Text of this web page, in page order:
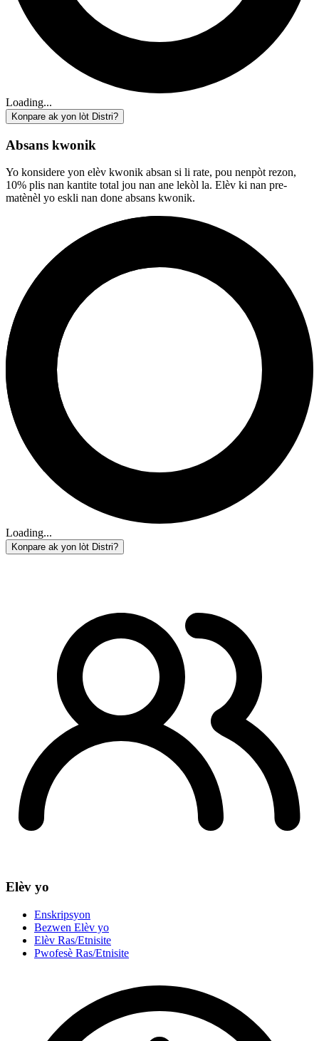
Loading...
Konpare ak yon lòt Distri?
Absans kwonik
Yo konsidere yon elèv kwonik absan si li rate, pou nenpòt rezon,
10% plis nan kantite total jou nan ane lekòl la. Elèv ki nan pre-
matènèl yo eskli nan done absans kwonik.
Loading...
Konpare ak yon lòt Distri?
Elèv yo
Enskripsyon
Bezwen Elèv yo
Elèv Ras/Etnisite
Pwofesè Ras/Etnisite